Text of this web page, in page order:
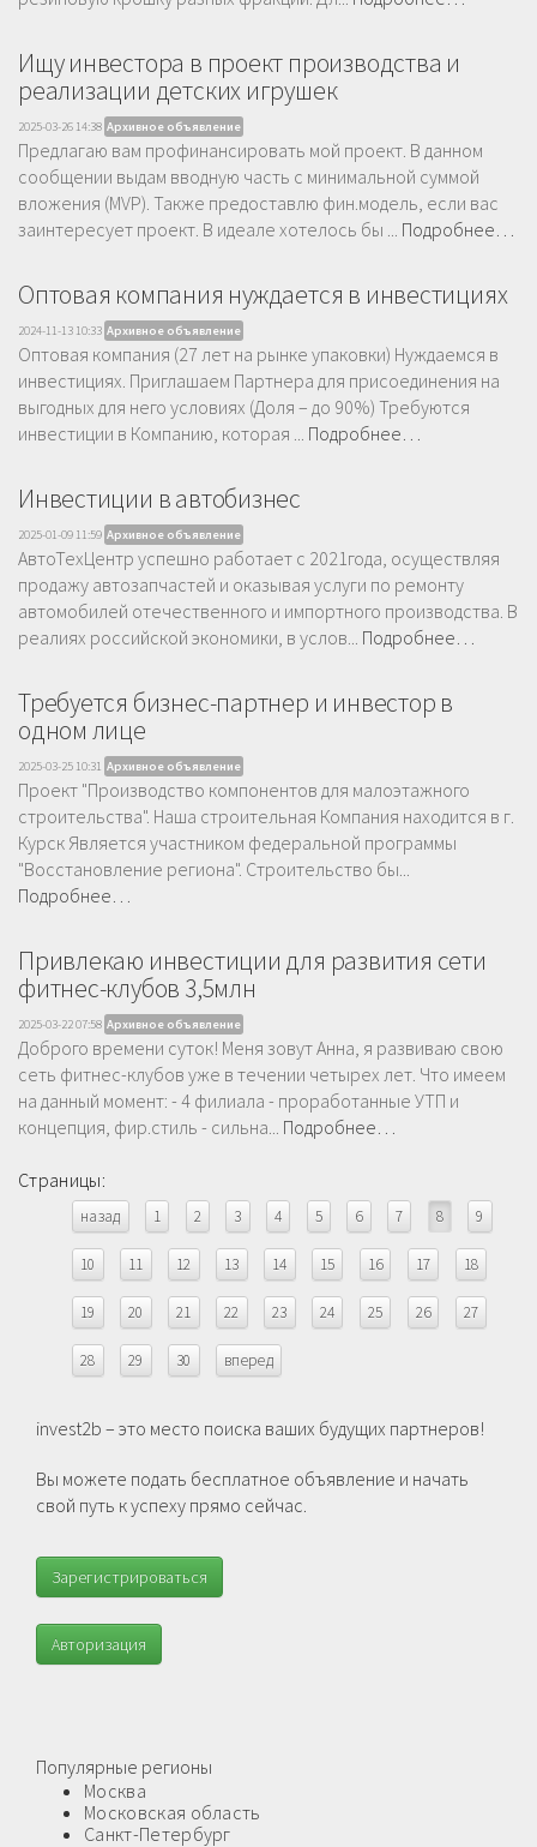
Ищу инвестора в проект производства и
реализации детских игрушек
2025-03-26 14:38 Архивное объявление
Предлагаю вам профинансировать мой проект. В данном
сообщении выдам вводную часть с минимальной суммой
вложения (MVP). Также предоставлю фин.модель, если вас
заинтересует проект. В идеале хотелось бы ... Подробнее…
Оптовая компания нуждается в инвестициях
2024-11-13 10:33 Архивное объявление
Оптовая компания (27 лет на рынке упаковки) Нуждаемся в
инвестициях. Приглашаем Партнера для присоединения на
выгодных для него условиях (Доля – до 90%) Требуются
инвестиции в Компанию, которая ... Подробнее…
Инвестиции в автобизнес
2025-01-09 11:59 Архивное объявление
АвтоТехЦентр успешно работает с 2021года, осуществляя
продажу автозапчастей и оказывая услуги по ремонту
автомобилей отечественного и импортного производства. В
реалиях российской экономики, в услов... Подробнее…
Требуется бизнес-партнер и инвестор в
одном лице
2025-03-25 10:31 Архивное объявление
Проект "Производство компонентов для малоэтажного
строительства". Наша строительная Компания находится в г.
Курск Является участником федеральной программы
"Восстановление региона". Строительство бы...
Подробнее…
Привлекаю инвестиции для развития сети
фитнес-клубов 3,5млн
2025-03-22 07:58 Архивное объявление
Доброго времени суток! Меня зовут Анна, я развиваю свою
сеть фитнес-клубов уже в течении четырех лет. Что имеем
на данный момент: - 4 филиала - проработанные УТП и
концепция, фир.стиль - сильна... Подробнее…
Страницы:
назад 1 2 3 4 5 6 7 8 9
10 11 12 13 14 15 16 17 18
19 20 21 22 23 24 25 26 27
28 29 30 вперед
invest2b – это место поиска ваших будущих партнеров!
Вы можете подать бесплатное объявление и начать
свой путь к успеху прямо сейчас.
Зарегистрироваться
Авторизация
Популярные регионы
Москва
Московская область
Санкт-Петербург